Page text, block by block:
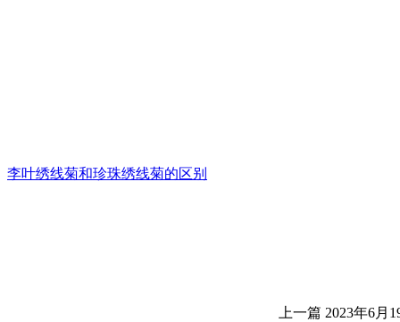
李叶绣线菊和珍珠绣线菊的区别
上一篇 2023年6月